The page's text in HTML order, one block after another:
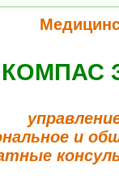
КОМПАС
и